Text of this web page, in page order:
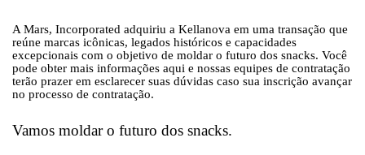
A Mars, Incorporated adquiriu a Kellanova em uma transação que
reúne marcas icônicas, legados históricos e capacidades
excepcionais com o objetivo de moldar o futuro dos snacks. Você
pode obter mais informações aqui e nossas equipes de contratação
terão prazer em esclarecer suas dúvidas caso sua inscrição avançar
no processo de contratação.
Vamos moldar o futuro dos snacks.